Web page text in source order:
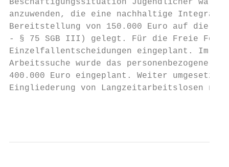
Beschäftigungssituation Jugendlicher
anzuwenden, die eine nachhaltige
Bereitstellung von 150.000 Euro auf die
- § 75 SGB III) gelegt. Für die Freie
Einzelfallentscheidungen eingeplant. Im
Arbeitssuche wurde das personenbezogene
400.000 Euro eingeplant. Weiter
Eingliederung von Langzeitarbeitslosen